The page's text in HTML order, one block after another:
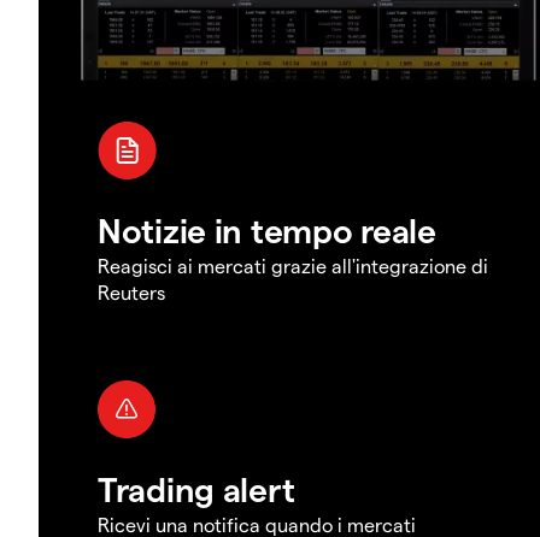
Notizie in tempo reale
Reagisci ai mercati grazie all'integrazione di
Reuters
Trading alert
Ricevi una notifica quando i mercati